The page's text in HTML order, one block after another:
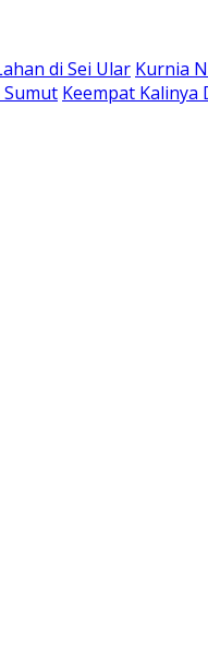
di Sei Ular Kurnia
Keempat Kalinya